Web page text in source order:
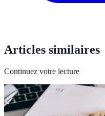
Articles similaires
Continuez votre lecture